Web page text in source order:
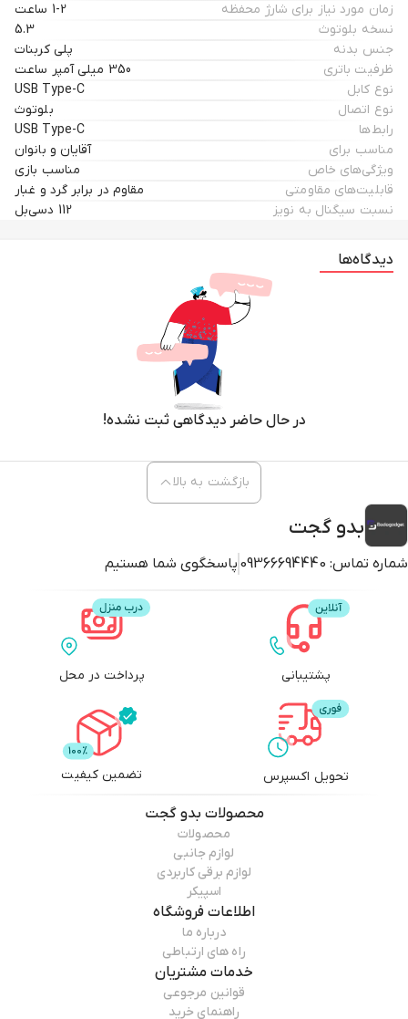
زمان مورد نیاز برای شارژ محفظه
1-2 ساعت
نسخه بلوتوث
5.3
جنس بدنه
پلی کربنات
ظرفیت باتری
350 میلی آمپر ساعت
نوع کابل
USB Type-C
نوع اتصال
بلوتوث
رابط‌ها
USB Type-C
مناسب برای
آقایان و بانوان
ویژگی‌های خاص
مناسب بازی
قابلیت‌های مقاومتی
مقاوم در برابر گرد و غبار
نسبت سیگنال به نویز
112 دسی‌بل
دیدگاه‌ها
در حال حاضر دیدگاهی ثبت نشده!
بدو گجت
شماره تماس: 09366694440 پاسخگوی شما هستیم
بازگشت به بالا
پشتیبانی پرداخت در محل
تحویل اکسپرس تضمین کیفیت
محصولات بدو گجت
محصولات
لوازم جانبی
لوازم برقی کاربردی
اسپیکر
اطلاعات فروشگاه
درباره ما
راه های ارتباطی
خدمات مشتریان
قوانین مرجوعی
راهنمای خرید